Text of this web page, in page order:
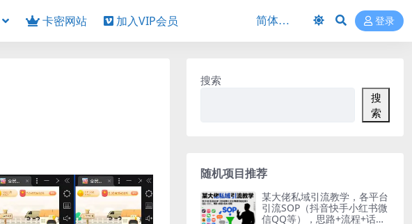
卡密网站 加入VIP会员 登录
搜索
搜
索
随机项目推荐
某大佬私域引流教学，各平台
引流SOP（抖音快手小红书微
信QQ等），思路+流程+话术